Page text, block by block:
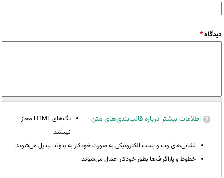
دیدگاه*
اطلاعات بیشتر درباره قالب‌بندی‌های متن
تگ‌های HTML مجاز
نیستند.
نشانی‌های وب و پست الکترونیکی به صورت خودکار به پیوند تبدیل می‌شوند.
خطوط و پاراگراف‌ها بطور خودکار اعمال می‌شوند.